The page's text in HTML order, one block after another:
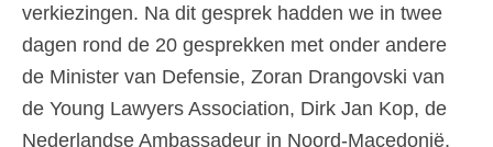
verkiezingen. Na dit gesprek hadden we in twee
dagen rond de 20 gesprekken met onder andere
de Minister van Defensie, Zoran Drangovski van
de Young Lawyers Association, Dirk Jan Kop, de
Nederlandse Ambassadeur in Noord-Macedonië,